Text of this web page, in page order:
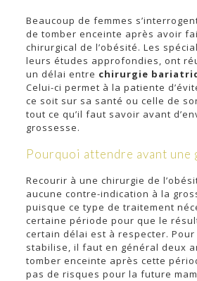
Beaucoup de femmes
de tomber enceinte après avoir
chirurgical de l’obésité. Les
leurs études approfondies, ont
un délai entre chirurgie
Celui-ci permet à la patiente
ce soit sur sa santé ou celle de
tout ce qu’il faut savoir avant
grossesse.
Pourquoi attendre avant une
Recourir à une chirurgie de
aucune contre-indication à la
puisque ce type de traitement
certaine période pour que le
certain délai est à respecter.
stabilise, il faut en général deux
tomber enceinte après cette
pas de risques pour la future